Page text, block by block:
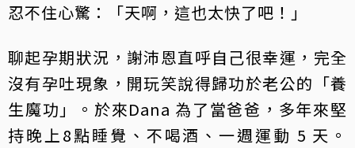
忍不住心驚：「天啊，這也太快了吧！」
聊起孕期狀況，謝沛恩直呼自己很幸運，完全
沒有孕吐現象，開玩笑說得歸功於老公的「養
生魔功」。於來Dana 為了當爸爸，多年來堅
持晚上8點睡覺、不喝酒、一週運動 5 天。